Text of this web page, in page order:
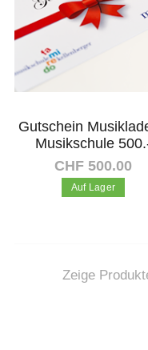
Gutschein
Musikschule
CHF 500.00
Auf Lager
Zeige